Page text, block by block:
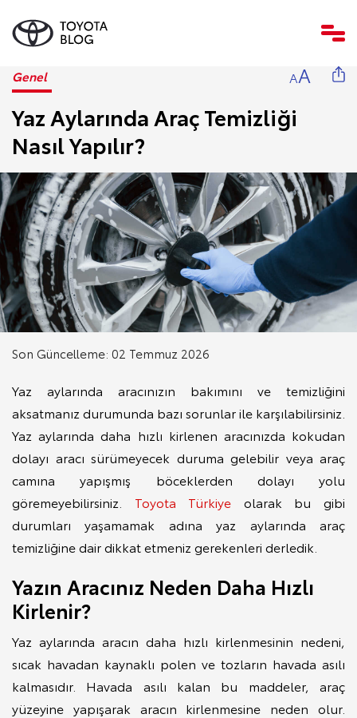
Genel AA
Yaz Aylarında Araç Temizliği
Nasıl Yapılır?
Son Güncelleme: 02 Temmuz 2026
Yaz aylarında aracınızın bakımını ve temizliğini
aksatmanız durumunda bazı sorunlar ile karşılabilirsiniz.
Yaz aylarında daha hızlı kirlenen aracınızda kokudan
dolayı aracı sürümeyecek duruma gelebilir veya araç
camına yapışmış böceklerden dolayı yolu
göremeyebilirsiniz. Toyota Türkiye olarak bu gibi
durumları yaşamamak adına yaz aylarında araç
temizliğine dair dikkat etmeniz gerekenleri derledik.
Yazın Aracınız Neden Daha Hızlı
Kirlenir?
Yaz aylarında aracın daha hızlı kirlenmesinin nedeni,
sıcak havadan kaynaklı polen ve tozların havada asılı
kalmasıdır. Havada asılı kalan bu maddeler, araç
yüzeyine yapışarak aracın kirlenmesine neden olur.